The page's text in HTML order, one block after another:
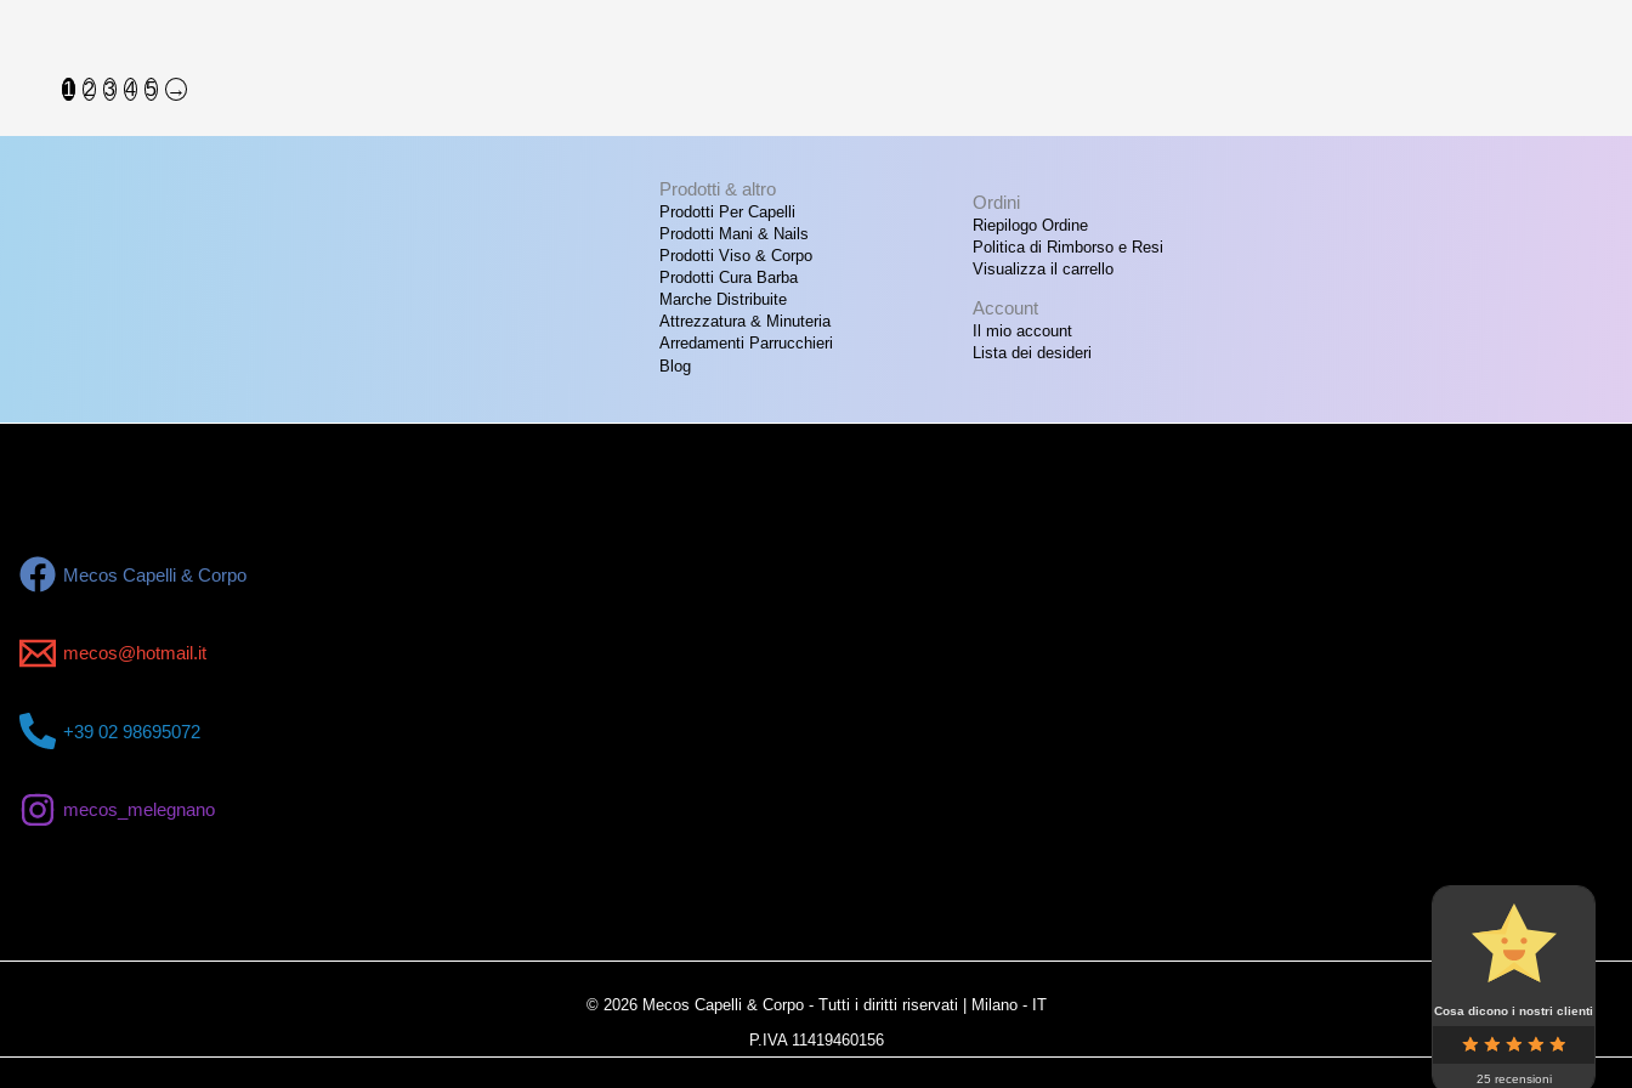
1 2 3 4 5 →
Prodotti & altro
Prodotti Per Capelli
Prodotti Mani & Nails
Prodotti Viso & Corpo
Prodotti Cura Barba
Marche Distribuite
Attrezzatura & Minuteria
Arredamenti Parrucchieri
Blog
Ordini
Riepilogo Ordine
Politica di Rimborso e Resi
Visualizza il carrello
Account
Il mio account
Lista dei desideri
Mecos Capelli & Corpo
mecos@hotmail.it
+39 02 98695072
mecos_melegnano
© 2026 Mecos Capelli & Corpo - Tutti i diritti riservati | Milano - IT
P.IVA 11419460156
Cosa dicono i nostri clienti
25 recensioni